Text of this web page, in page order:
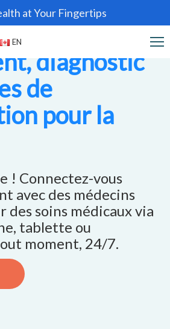
at Your Fingertips
EN
diagnostic
de
pour la
! Connectez-vous
avec des médecins
des soins médicaux via
tablette ou
moment, 24/7.